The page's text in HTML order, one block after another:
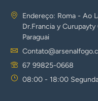
Endereço: Roma - Ao
Dr.Francia y
Paraguai
67 99825-0668
08:00 - 18:00